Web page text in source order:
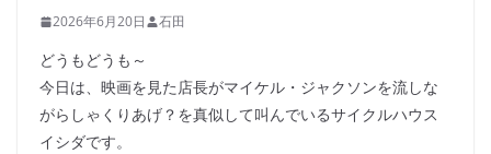
2026年6月20日 石田
どうもどうも～
今日は、映画を見た店長がマイケル・ジャクソンを流しな
がらしゃくりあげ？を真似して叫んでいるサイクルハウス
イシダです。